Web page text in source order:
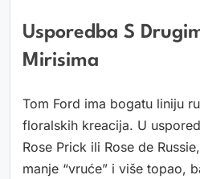
Usporedba S
Mirisima
Tom Ford ima bogatu liniju
floralskih kreacija. U
Rose Prick ili Rose de
manje “vruće” i više topao,